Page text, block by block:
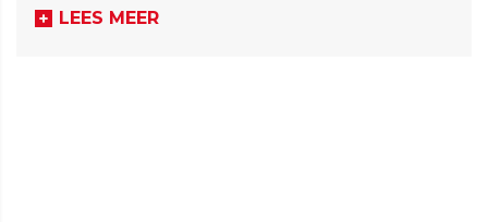
LEES MEER